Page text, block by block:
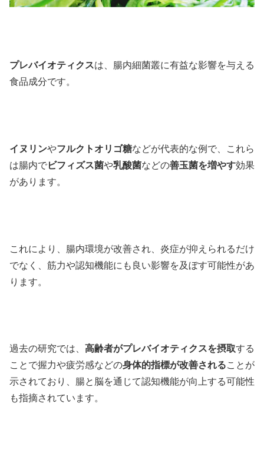
プレバイオティクスは、腸内細菌叢に有益な影響を与える
食品成分です。
イヌリンやフルクトオリゴ糖などが代表的な例で、これら
は腸内でビフィズス菌や乳酸菌などの善玉菌を増やす効果
があります。
これにより、腸内環境が改善され、炎症が抑えられるだけ
でなく、筋力や認知機能にも良い影響を及ぼす可能性があ
ります。
過去の研究では、 高齢者がプレバイオティクスを摂取する
ことで握力や疲労感などの身体的指標が改善されることが
示されており、腸と脳を通じて認知機能が向上する可能性
も指摘されています。